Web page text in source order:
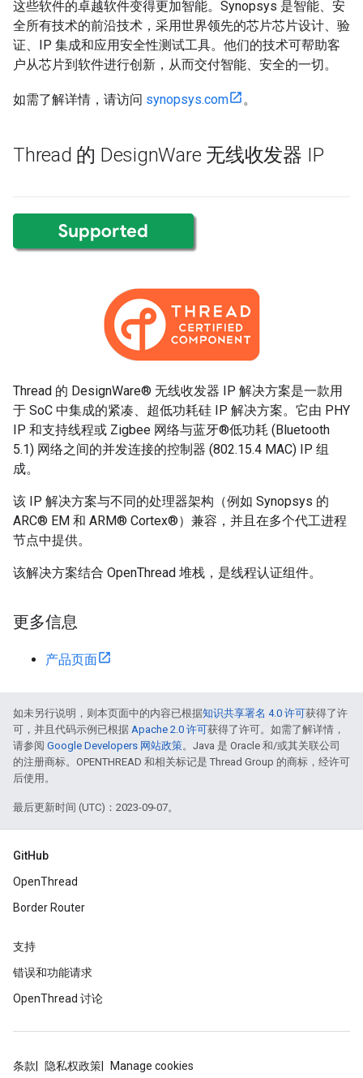
这些软件的卓越软件变得更加智能。Synopsys 是智能、安
全所有技术的前沿技术，采用世界领先的芯片芯片设计、验
证、IP 集成和应用安全性测试工具。他们的技术可帮助客
户从芯片到软件进行创新，从而交付智能、安全的一切。
如需了解详情，请访问 synopsys.com 。
Thread 的 DesignWare 无线收发器 IP
Thread 的 DesignWare® 无线收发器 IP 解决方案是一款用
于 SoC 中集成的紧凑、超低功耗硅 IP 解决方案。它由 PHY
IP 和支持线程或 Zigbee 网络与蓝牙®低功耗 (Bluetooth
5.1) 网络之间的并发连接的控制器 (802.15.4 MAC) IP 组
成。
该 IP 解决方案与不同的处理器架构（例如 Synopsys 的
ARC® EM 和 ARM® Cortex®）兼容，并且在多个代工进程
节点中提供。
该解决方案结合 OpenThread 堆栈，是线程认证组件。
更多信息
产品页面
如未另行说明，则本页面中的内容已根据知识共享署名 4.0 许可获得了许
可，并且代码示例已根据 Apache 2.0 许可获得了许可。如需了解详情，
请参阅 Google Developers 网站政策。Java 是 Oracle 和/或其关联公司
的注册商标。OPENTHREAD 和相关标记是 Thread Group 的商标，经许可
后使用。
最后更新时间 (UTC)：2023-09-07。
GitHub
OpenThread
Border Router
支持
错误和功能请求
OpenThread 讨论
条款 隐私权政策 Manage cookies